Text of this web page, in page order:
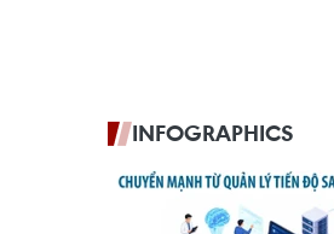
INFOGRAPHICS